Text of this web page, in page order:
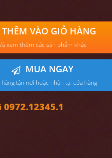
THÊM VÀO GIỎ HÀNG
xem thêm các sản phẩm khác
MUA NGAY
hàng tận nơi hoặc nhận tại cửa hàng
0972.12345.1